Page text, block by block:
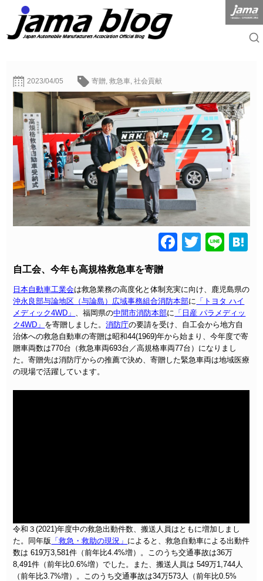
2023/04/05 寄贈 ,救急車 ,社会貢献
Facebook
Twitter
Line
自工会、今年も高規格救急車を寄贈
日本自動車工業会は救急業務の高度化と体制充実に向け、鹿児島県の
沖永良部与論地区（与論島）広域事務組合消防本部に 「トヨタ ハイ
メディック4WD」 、福岡県の中間市消防本部に 「日産 パラメディッ
ク4WD」 を寄贈しました。消防庁の要請を受け、自工会から地方自
治体への救急自動車の寄贈は昭和44(1969)年から始まり、今年度で寄
贈車両数は770台（救急車両693台／高規格車両77台）になりまし
た。寄贈先は消防庁からの推薦で決め、寄贈した緊急車両は地域医療
の現場で活躍しています。
令和３(2021)年度中の救急出動件数、搬送人員はともに増加しまし
た。同年版 「救急・救助の現況」 によると、救急自動車による出動件
数は 619万3,581件（前年比4.4%増）。このうち交通事故は36万
8,491件（前年比0.6%増）でした。また、搬送人員は 549万1,744人
（前年比3.7%増）。このうち交通事故は34万573人（前年比0.5%